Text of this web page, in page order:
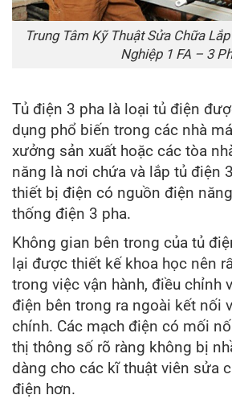
Trung Tâm Kỹ Thuật Sửa Chữa
Nghiệp 1 FA – 3
Tủ điện 3 pha là loại tủ điện
dụng phổ biến trong các nhà
xưởng sản xuất hoặc các tòa
năng là nơi chứa và lắp tủ điện
thiết bị điện có nguồn điện
thống điện 3 pha.
Không gian bên trong của tủ
lại được thiết kế khoa học nên
trong việc vận hành, điều chỉnh
điện bên trong ra ngoài kết nối
chính. Các mạch điện có mối
thị thông số rõ ràng không bị
dàng cho các kĩ thuật viên sửa
điện hơn.